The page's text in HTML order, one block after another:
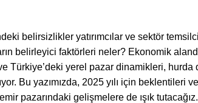
belirsizlikler yatırımcılar ve sektör
belirleyici faktörleri neler? Ekonomik
Türkiye’deki yerel pazar dinamikleri, hurda
Bu yazımızda, 2025 yılı için beklentileri ve
pazarındaki gelişmelere de ışık tutacağız.